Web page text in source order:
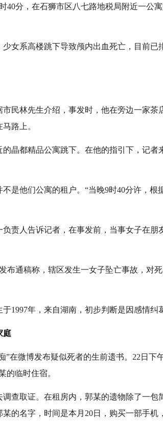
分，在石狮市区八七路地税局附近一公寓
系高楼跳下导致颅内出血死亡，目前已
林先生介绍，事发时，他在旁边一家茶
路上。
都精品公寓跳下。在他的指引下，记者
他们公寓的租户。“当晚9时40分许，根
人告诉记者，在事发前，当事女子在朋
稿称，辖区发生一女子坠亡事故，对死
年，来自湖南，初步判断是因感情纠
庭
微博发布疑似死者的生前遗书。22日下
的临时住宿。
取证。在租房内，郭某的遗物除了一包
的名字，时间是本月20日，购买一部手